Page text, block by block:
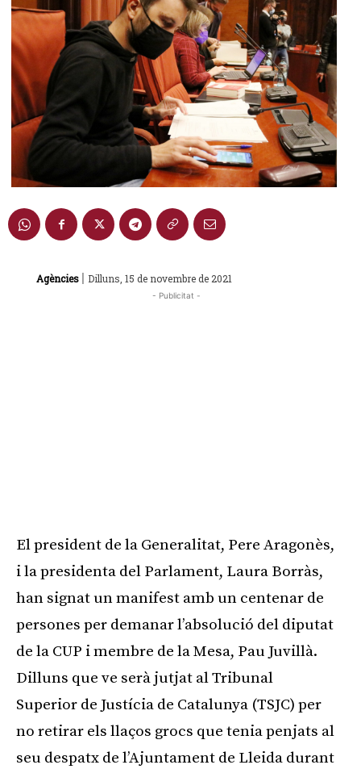
Agències | Dilluns, 15 de novembre de 2021
- Publicitat -
El president de la Generalitat, Pere Aragonès,
i la presidenta del Parlament, Laura Borràs,
han signat un manifest amb un centenar de
persones per demanar l’absolució del diputat
de la CUP i membre de la Mesa, Pau Juvillà.
Dilluns que ve serà jutjat al Tribunal
Superior de Justícia de Catalunya (TSJC) per
no retirar els llaços grocs que tenia penjats al
seu despatx de l’Ajuntament de Lleida durant